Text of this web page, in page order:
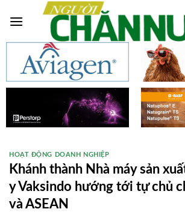
HOẠT ĐỘNG DOANH NGHIỆP
Khánh thành Nhà máy sản
y Vaksindo hướng tới tự chủ
và ASEAN